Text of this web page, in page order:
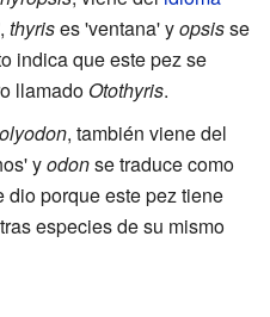
thyrises 'ventana' yopsisse
indica que este pez se
llamado Otothyris.
, también viene del
yodonse traduce como
dio porque este pez tiene
especies de su mismo